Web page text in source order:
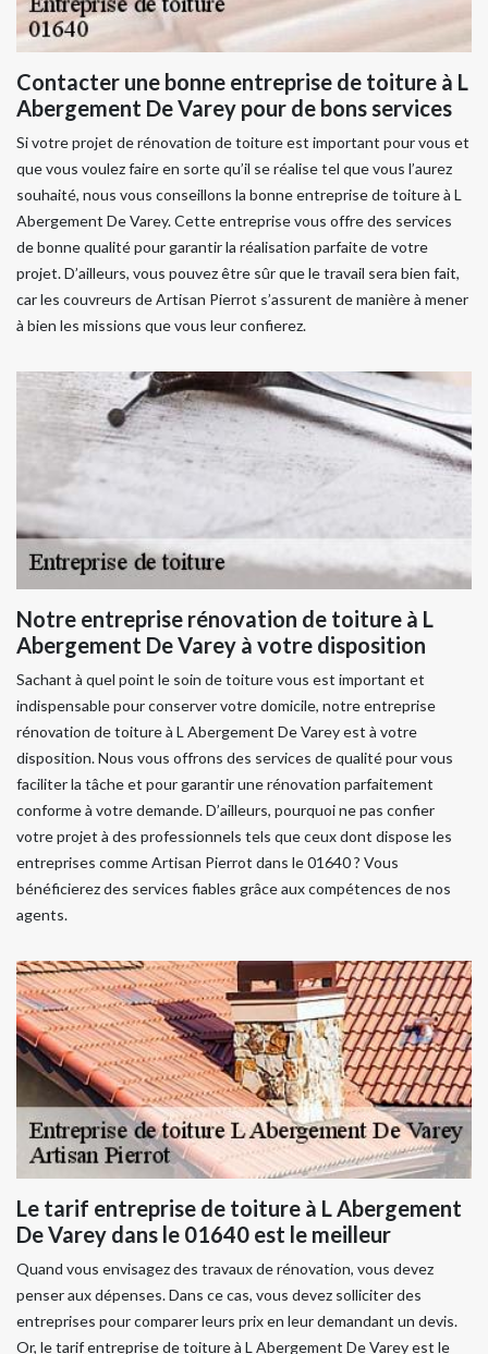
Contacter une bonne entreprise de toiture à L
Abergement De Varey pour de bons services
Si votre projet de rénovation de toiture est important pour vous et
que vous voulez faire en sorte qu’il se réalise tel que vous l’aurez
souhaité, nous vous conseillons la bonne entreprise de toiture à L
Abergement De Varey. Cette entreprise vous offre des services
de bonne qualité pour garantir la réalisation parfaite de votre
projet. D’ailleurs, vous pouvez être sûr que le travail sera bien fait,
car les couvreurs de Artisan Pierrot s’assurent de manière à mener
à bien les missions que vous leur confierez.
Notre entreprise rénovation de toiture à L
Abergement De Varey à votre disposition
Sachant à quel point le soin de toiture vous est important et
indispensable pour conserver votre domicile, notre entreprise
rénovation de toiture à L Abergement De Varey est à votre
disposition. Nous vous offrons des services de qualité pour vous
faciliter la tâche et pour garantir une rénovation parfaitement
conforme à votre demande. D’ailleurs, pourquoi ne pas confier
votre projet à des professionnels tels que ceux dont dispose les
entreprises comme Artisan Pierrot dans le 01640 ? Vous
bénéficierez des services fiables grâce aux compétences de nos
agents.
Le tarif entreprise de toiture à L Abergement
De Varey dans le 01640 est le meilleur
Quand vous envisagez des travaux de rénovation, vous devez
penser aux dépenses. Dans ce cas, vous devez solliciter des
entreprises pour comparer leurs prix en leur demandant un devis.
Or, le tarif entreprise de toiture à L Abergement De Varey est le